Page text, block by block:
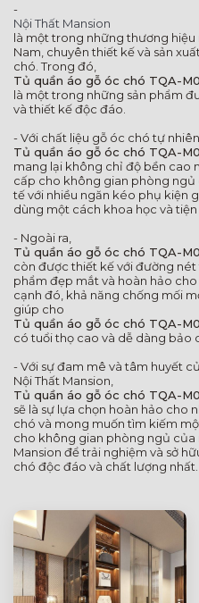
-
Nội Thất Mansion
là một trong những thương
Nam, chuyên thiết kế và sản
chó. Trong đó,
Tủ quần áo gỗ óc chó TQA-
là một trong những sản phẩm
và thiết kế độc đáo.
- Với chất liệu gỗ óc chó tự
Tủ quần áo gỗ óc chó TQA-
mang lại không chỉ độ bền cao
cấp cho không gian phòng ngủ
tế với nhiều ngăn kéo phụ kiện
dùng một cách khoa học và tiện
- Ngoài ra,
Tủ quần áo gỗ óc chó TQA-
còn được thiết kế với đường nét
phẩm đẹp mắt và hoàn hảo
cạnh đó, khả năng chống mối
giúp cho
Tủ quần áo gỗ óc chó TQA-
có tuổi thọ cao và dễ dàng bảo
- Với sự đam mê và tâm huyết
Nội Thất Mansion,
Tủ quần áo gỗ óc chó TQA-
sẽ là sự lựa chọn hoàn hảo cho
chó và mong muốn tìm kiếm
cho không gian phòng ngủ của
Mansion để trải nghiệm và sở
chó độc đáo và chất lượng nhất.